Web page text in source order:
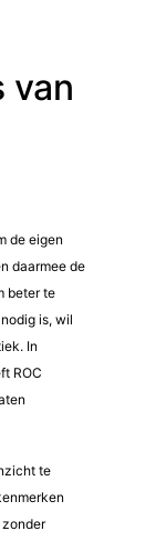
van
de eigen
daarmee de
beter te
is, wil
In
ROC
te